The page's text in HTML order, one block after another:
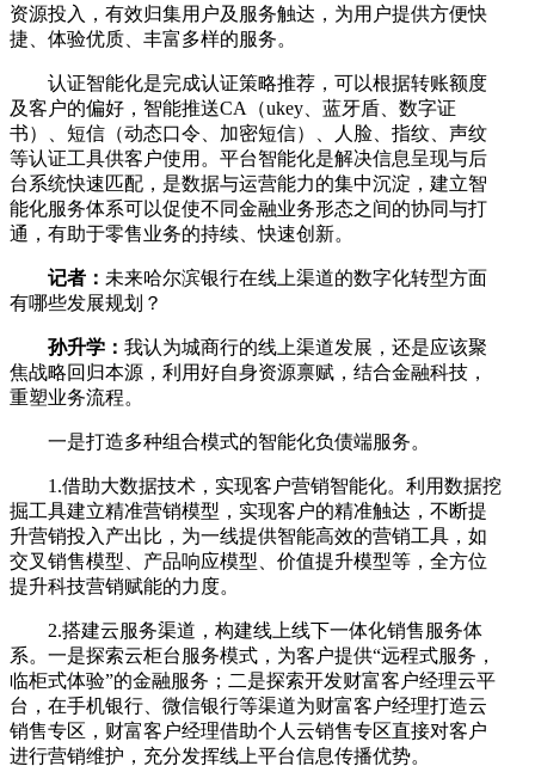
资源投入，有效归集用户及服务触达，为用户提供方便快
捷、体验优质、丰富多样的服务。
认证智能化是完成认证策略推荐，可以根据转账额度
及客户的偏好，智能推送CA（ukey、蓝牙盾、数字证
书）、短信（动态口令、加密短信）、人脸、指纹、声纹
等认证工具供客户使用。平台智能化是解决信息呈现与后
台系统快速匹配，是数据与运营能力的集中沉淀，建立智
能化服务体系可以促使不同金融业务形态之间的协同与打
通，有助于零售业务的持续、快速创新。
记者： 未来哈尔滨银行在线上渠道的数字化转型方面
有哪些发展规划？
孙升学： 我认为城商行的线上渠道发展，还是应该聚
焦战略回归本源，利用好自身资源禀赋，结合金融科技，
重塑业务流程。
一是打造多种组合模式的智能化负债端服务。
1.借助大数据技术，实现客户营销智能化。利用数据挖
掘工具建立精准营销模型，实现客户的精准触达，不断提
升营销投入产出比，为一线提供智能高效的营销工具，如
交叉销售模型、产品响应模型、价值提升模型等，全方位
提升科技营销赋能的力度。
2.搭建云服务渠道，构建线上线下一体化销售服务体
系。一是探索云柜台服务模式，为客户提供“远程式服务，
临柜式体验”的金融服务；二是探索开发财富客户经理云平
台，在手机银行、微信银行等渠道为财富客户经理打造云
销售专区，财富客户经理借助个人云销售专区直接对客户
进行营销维护，充分发挥线上平台信息传播优势。